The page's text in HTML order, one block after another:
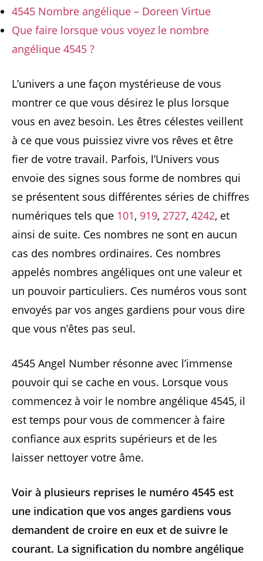
4545 Nombre angélique – Doreen Virtue
Que faire lorsque vous voyez le nombre
angélique 4545 ?
L’univers a une façon mystérieuse de vous
montrer ce que vous désirez le plus lorsque
vous en avez besoin. Les êtres célestes veillent
à ce que vous puissiez vivre vos rêves et être
fier de votre travail. Parfois, l’Univers vous
envoie des signes sous forme de nombres qui
se présentent sous différentes séries de chiffres
numériques tels que 101, 919, 2727, 4242, et
ainsi de suite. Ces nombres ne sont en aucun
cas des nombres ordinaires. Ces nombres
appelés nombres angéliques ont une valeur et
un pouvoir particuliers. Ces numéros vous sont
envoyés par vos anges gardiens pour vous dire
que vous n’êtes pas seul.
4545 Angel Number résonne avec l’immense
pouvoir qui se cache en vous. Lorsque vous
commencez à voir le nombre angélique 4545, il
est temps pour vous de commencer à faire
confiance aux esprits supérieurs et de les
laisser nettoyer votre âme.
Voir à plusieurs reprises le numéro 4545 est
une indication que vos anges gardiens vous
demandent de croire en eux et de suivre le
courant. La signification du nombre angélique